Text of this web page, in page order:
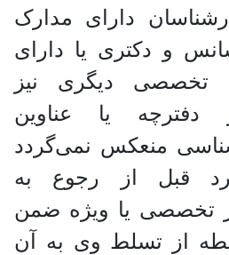
دارای مدارک
و دکتری یا دارای
تخصصی دیگری نیز
یا عناوین
منعکس نمی‌گردد
قبل از رجوع به
تخصصی یا ویژه ضمن
از تسلط وی به آن